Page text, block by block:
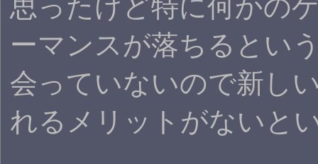
思ったけど特に何かの
ーマンスが落ちるとい
会っていないので新し
れるメリットがないと